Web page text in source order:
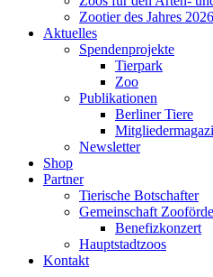
Zootier des Jahres 2026
Aktuelles
Spendenprojekte
Tierpark
Zoo
Publikationen
Berliner Tiere
Newsletter
Shop
Partner
Tierische Botschafter
Gemeinschaft
Benefizkonzert
Hauptstadtzoos
Kontakt